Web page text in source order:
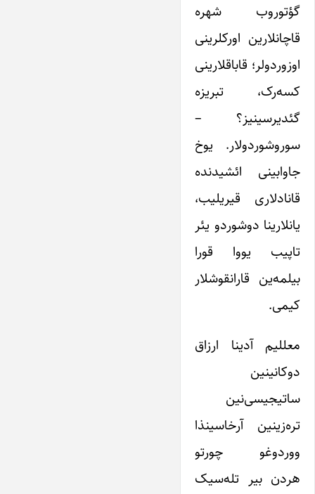
گؤتوروب شهره
قاچانلارین اورکلرینی
اوزوردولر؛ قاباقلارینی
کسه‌رک، تبریزه
گئدیرسینیز؟ –
سوروشوردولار. یوخ
جاوابینی ائشیدنده
قانادلاری قیریلیب،
یانلارینا دوشوردو یئر
تاپیب یووا قورا
بیلمه‌ین قارانقوشلار
کیمی.
معللیم آدینا ارزاق
دوکانینین
ساتیجیسی‌نین
تره‌زینین آرخاسینذا
ووردوغو چورتو
هردن بیر تله‌سیک